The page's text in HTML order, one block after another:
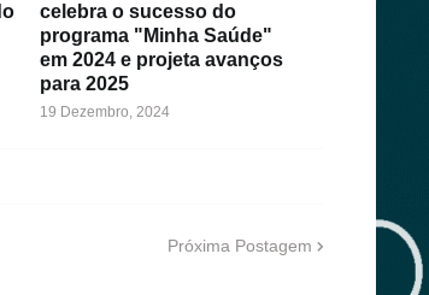
celebra o sucesso do
programa "Minha Saúde"
em 2024 e projeta avanços
para 2025
19 Dezembro, 2024
Próxima Postagem